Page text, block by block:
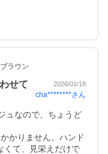
ラウン
せて 2026/01/18
cha********さん
ュなので、ちょうど
かりません。ハンド
くて、見栄えだけで